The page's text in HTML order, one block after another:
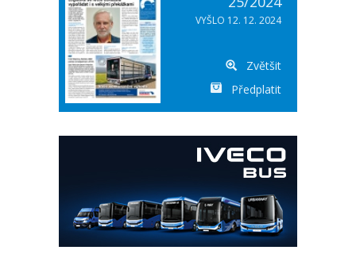
VYŠLO 12. 12. 2024
Zvětšit
Předplatit